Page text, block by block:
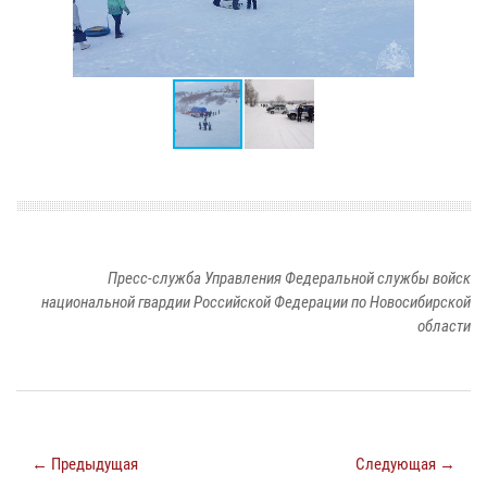
Пресс-служба Управления Федеральной службы войск
национальной гвардии Российской Федерации по Новосибирской
области
← Предыдущая Следующая →